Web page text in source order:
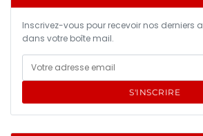
Inscrivez-vous pour recevoir nos derniers
dans votre boîte mail.
S'INSCRIRE